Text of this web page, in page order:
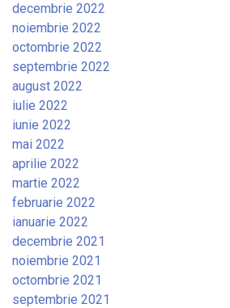
decembrie 2022
noiembrie 2022
octombrie 2022
septembrie 2022
august 2022
iulie 2022
iunie 2022
mai 2022
aprilie 2022
martie 2022
februarie 2022
ianuarie 2022
decembrie 2021
noiembrie 2021
octombrie 2021
septembrie 2021